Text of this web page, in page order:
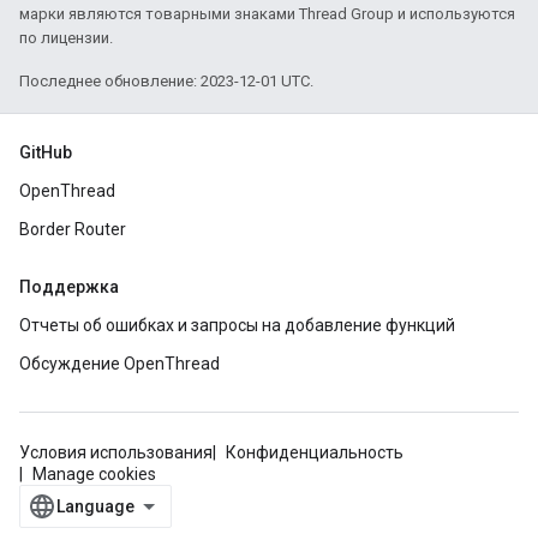
марки являются товарными знаками Thread Group и используются
по лицензии.
Последнее обновление: 2023-12-01 UTC.
GitHub
OpenThread
Border Router
Поддержка
Отчеты об ошибках и запросы на добавление функций
Обсуждение OpenThread
Условия использования
Конфиденциальность
Manage cookies